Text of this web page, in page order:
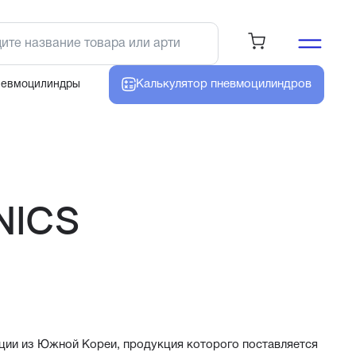
Калькулятор пневмоцилиндров
из Южной Кореи, продукция которого поставляется